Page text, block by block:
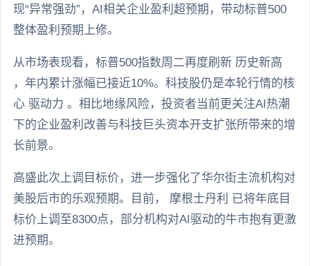
现“异常强劲”，AI相关企业盈利超预期，带动标普500
整体盈利预期上修。
从市场表现看，标普500指数周二再度刷新 历史新高
，年内累计涨幅已接近10%。科技股仍是本轮行情的核
心 驱动力 。相比地缘风险，投资者当前更关注AI热潮
下的企业盈利改善与科技巨头资本开支扩张所带来的增
长前景。
高盛此次上调目标价，进一步强化了华尔街主流机构对
美股后市的乐观预期。目前， 摩根士丹利 已将年底目
标价上调至8300点，部分机构对AI驱动的牛市抱有更激
进预期。